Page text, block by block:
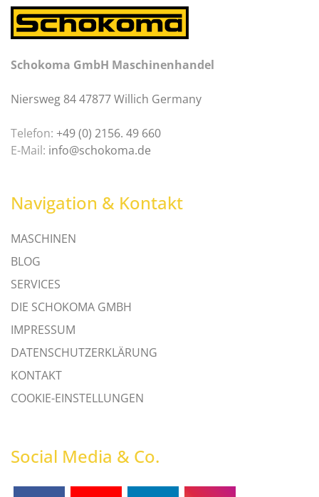
Schokoma GmbH Maschinenhandel
Niersweg 84 47877 Willich Germany
Telefon: +49 (0) 2156. 49 660
E-Mail: info@schokoma.de
Navigation & Kontakt
MASCHINEN
BLOG
SERVICES
DIE SCHOKOMA GMBH
IMPRESSUM
DATENSCHUTZERKLÄRUNG
KONTAKT
COOKIE-EINSTELLUNGEN
Social Media & Co.